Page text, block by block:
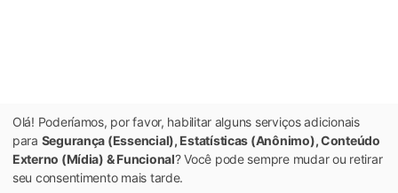
Olá! Poderíamos, por favor, habilitar alguns serviços adicionais
para Segurança (Essencial), Estatísticas (Anônimo), Conteúdo
Externo (Mídia) & Funcional? Você pode sempre mudar ou retirar
seu consentimento mais tarde.